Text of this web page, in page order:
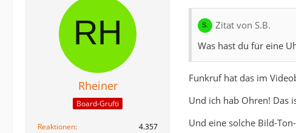
Darum stelle ich den
Habe nie eine Antwort
Gibt es seitens der
DynAndy Anett
Rheiner
Board-Grufti
Reaktionen
4.357
Zitat von S.B.
Was hast du für eine
Funkruf hat das im
Und ich hab Ohren! Das
Und eine solche Bild-